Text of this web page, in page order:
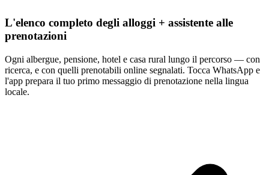
L'elenco completo degli alloggi + assistente alle
prenotazioni
Ogni albergue, pensione, hotel e casa rural lungo il percorso — con
ricerca, e con quelli prenotabili online segnalati. Tocca WhatsApp e
l'app prepara il tuo primo messaggio di prenotazione nella lingua
locale.